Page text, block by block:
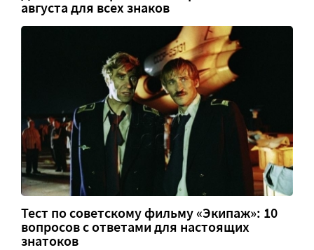
августа для всех знаков
Тест по советскому фильму «Экипаж»: 10
вопросов с ответами для настоящих
знатоков